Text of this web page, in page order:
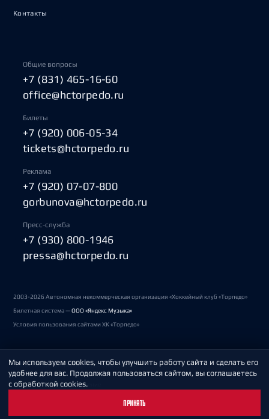
Контакты
Общие вопросы
+7 (831) 465-16-60
office@hctorpedo.ru
Билеты
+7 (920) 006-05-34
tickets@hctorpedo.ru
Реклама
+7 (920) 07-07-800
gorbunova@hctorpedo.ru
Пресс-служба
+7 (930) 800-1946
pressa@hctorpedo.ru
2003-2026 Автономная некоммерческая организация «Хоккейный клуб «Торпедо»
Билетная система —ООО «Яндекс Музыка»
Условия пользования сайтами ХК «Торпедо»
Политика обработки персональных данных
Пользовательское соглашение
Мы используем cookies, чтобы улучшить работу сайта и сделать его
удобнее для вас. Продолжая пользоваться сайтом, вы соглашаетесь
с обработкой cookies.
ПРИНЯТЬ